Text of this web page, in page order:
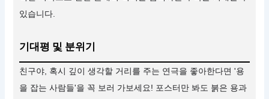
있습니다.
기대평 및 분위기
친구야, 혹시 깊이 생각할 거리를 주는 연극을 좋아한다면 '용
을 잡는 사람들'을 꼭 보러 가보세요! 포스터만 봐도 붉은 용과